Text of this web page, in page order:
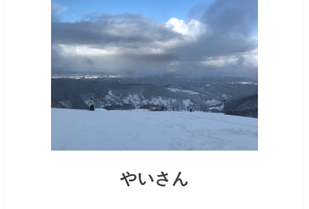
やいさん